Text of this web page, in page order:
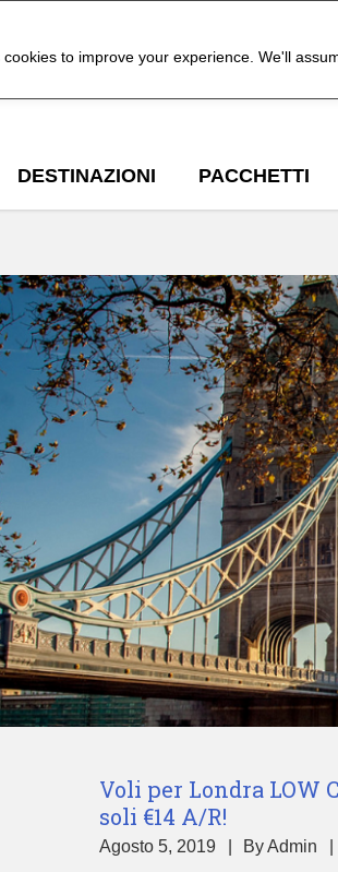
to improve your experience. We'll
DESTINAZIONI PACCHETTI
Voli per Londra LOW
soli €14 A/R!
Agosto 5, 2019 ByAdmin